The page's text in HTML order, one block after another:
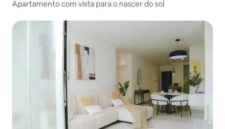
Apartamento com vista para o nascer do sol